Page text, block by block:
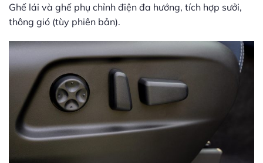
Ghế lái và ghế phụ chỉnh điện đa hướng, tích hợp sưởi,
thông gió (tùy phiên bản).